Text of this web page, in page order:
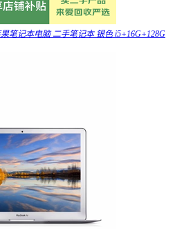
果笔记本电脑 二手笔记本 银色 i5+16G+128G